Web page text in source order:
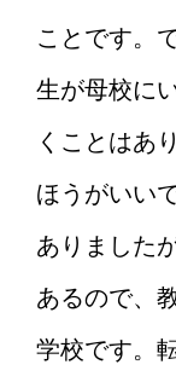
ことです。
生が母校に
くことはあ
ほうがいい
ありました
あるので、
学校です。